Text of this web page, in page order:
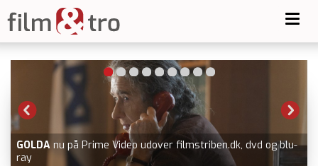
GOLDA nu på Prime Video udover filmstriben.dk, dvd og blu-
ray